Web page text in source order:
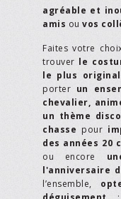
agréable et
amis ou vos
Faites votre
trouver le
le plus original
porter un
chevalier,
un thème disco
chasse pour
des années 20
ou encore
l'anniversaire
l’ensemble,